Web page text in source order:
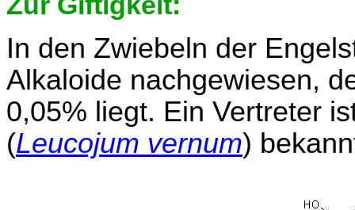
In den Zwiebeln der
Alkaloide nachgewiesen,
0,05% liegt. Ein Vertreter
(Leucojum vernum)